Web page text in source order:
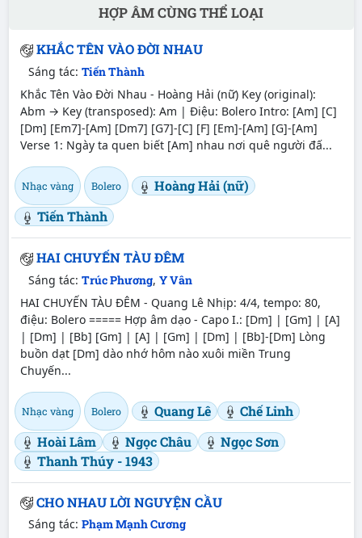
HỢP ÂM CÙNG THỂ LOẠI
KHẮC TÊN VÀO ĐỜI NHAU
Sáng tác: Tiến Thành
Khắc Tên Vào Đời Nhau - Hoàng Hải (nữ) Key (original):
Abm → Key (transposed): Am | Điệu: Bolero Intro: [Am] [C]
[Dm] [Em7]-[Am] [Dm7] [G7]-[C] [F] [Em]-[Am] [G]-[Am]
Verse 1: Ngày ta quen biết [Am] nhau nơi quê người đấ...
Nhạc vàng Bolero
Hoàng Hải (nữ)
Tiến Thành
HAI CHUYẾN TÀU ĐÊM
Sáng tác: Trúc Phương, Y Vân
HAI CHUYẾN TÀU ĐÊM - Quang Lê Nhịp: 4/4, tempo: 80,
điệu: Bolero ===== Hợp âm dạo - Capo I.: [Dm] | [Gm] | [A]
| [Dm] | [Bb] [Gm] | [A] | [Gm] | [Dm] | [Bb]-[Dm] Lòng
buồn dạt [Dm] dào nhớ hôm nào xuôi miền Trung
Chuyến...
Nhạc vàng Bolero Quang Lê
Chế Linh
Hoài Lâm
Ngọc Châu
Ngọc Sơn
Thanh Thúy - 1943
CHO NHAU LỜI NGUYỆN CẦU
Sáng tác: Phạm Mạnh Cương